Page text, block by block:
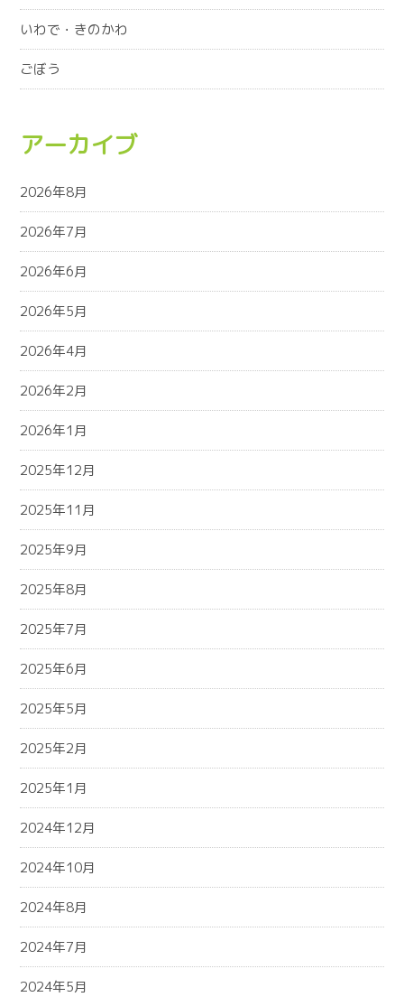
いわで・きのかわ
ごぼう
アーカイブ
2026年8月
2026年7月
2026年6月
2026年5月
2026年4月
2026年2月
2026年1月
2025年12月
2025年11月
2025年9月
2025年8月
2025年7月
2025年6月
2025年5月
2025年2月
2025年1月
2024年12月
2024年10月
2024年8月
2024年7月
2024年5月